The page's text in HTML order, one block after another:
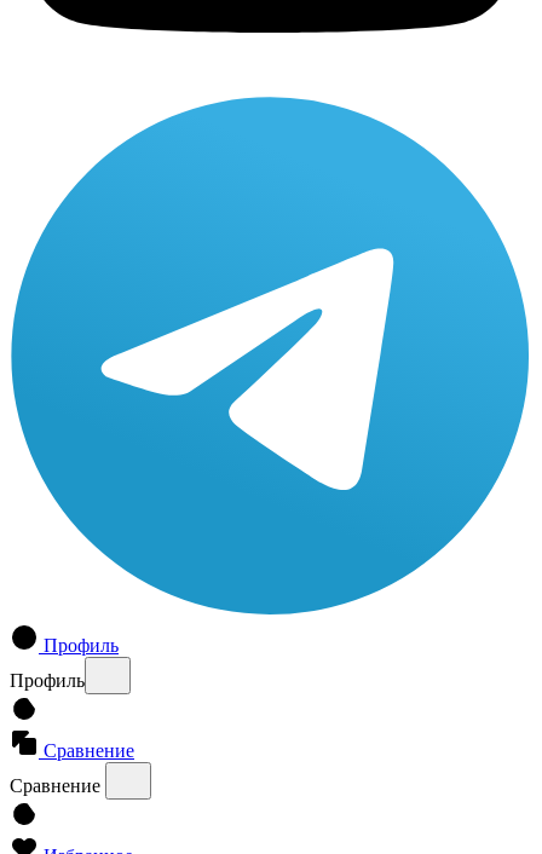
Профиль
Профиль
Сравнение
Сравнение